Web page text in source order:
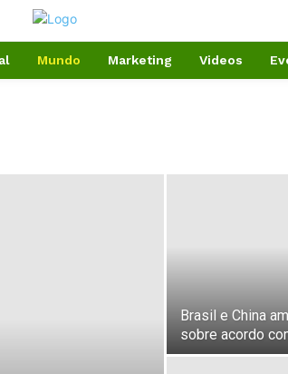
Mundo Marketing Videos
Brasil e China
sobre acordo